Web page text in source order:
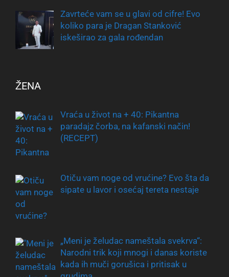
Zavrteće vam se u glavi od cifre! Evo
koliko para je Dragan Stanković
iskeširao za gala rođendan
ŽENA
Vraća u život na + 40: Pikantna
paradajz čorba, na kafanski način!
(RECEPT)
Otiču vam noge od vrućine? Evo šta da
sipate u lavor i osećaj tereta nestaje
„Meni je želudac nameštala svekrva“:
Narodni trik koji mnogi i danas koriste
kada ih muči gorušica i pritisak u